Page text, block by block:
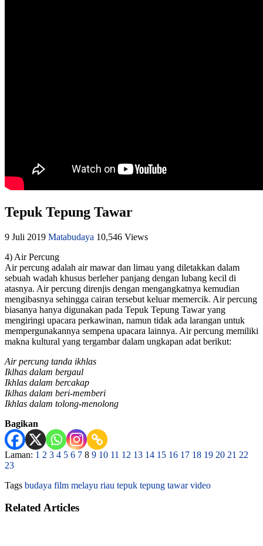
Tepuk Tepung Tawar
9 Juli 2019 Matabudaya 10,546 Views
4) Air Percung
Air percung adalah air mawar dan limau yang diletakkan dalam
sebuah wadah khusus berleher panjang dengan lubang kecil di
atasnya. Air percung direnjis dengan mengangkatnya kemudian
mengibasnya sehingga cairan tersebut keluar memercik. Air percung
biasanya hanya digunakan pada Tepuk Tepung Tawar yang
mengiringi upacara perkawinan, namun tidak ada larangan untuk
mempergunakannya sempena upacara lainnya. Air percung memiliki
makna kultural yang tergambar dalam ungkapan adat berikut:
Air percung tanda ikhlas
Iklhas dalam bergaul
Ikhlas dalam bercakap
Iklhas dalam beri-memberi
Ikhlas dalam tolong-menolong
Bagikan
Laman: 1 2 3 4 5 6 7 8 9 10 11 12 13 14 15 16 17 18 19 20 21 22
23
Tags budaya film melayu riau tepuk tepung tawar video
Related Articles